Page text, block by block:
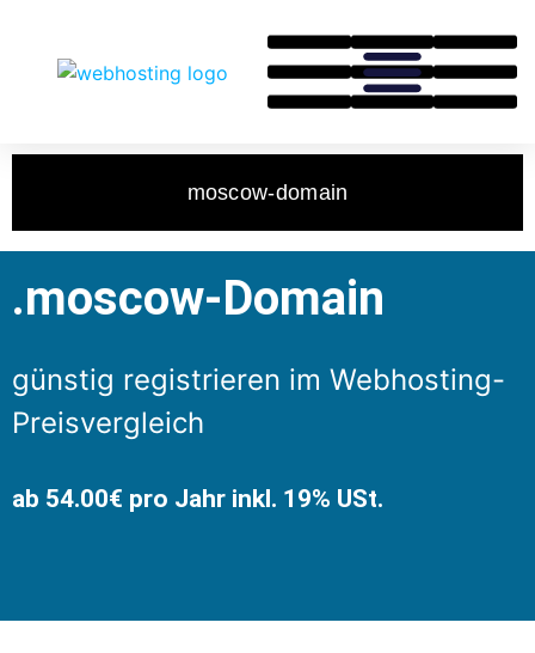
moscow-domain
.moscow-Domain
günstig registrieren im Webhosting-
Preisvergleich
ab 54.00€ pro Jahr inkl. 19% USt.